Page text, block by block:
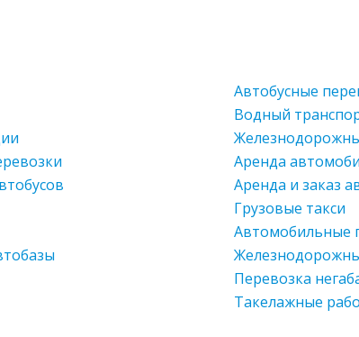
Автобусные
Водный
Аренда
Аренда и заказ
Грузовые такси
Автомобильные
Перевозка
Такелажные